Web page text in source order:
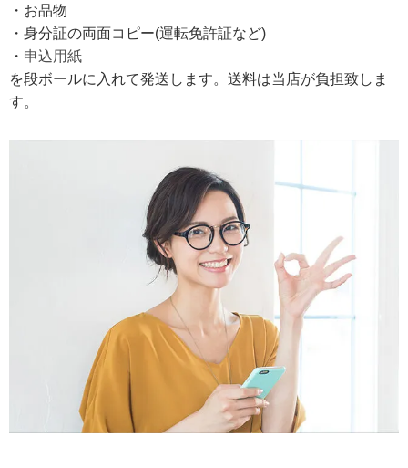
・お品物
・身分証の両面コピー(運転免許証など)
・ 申込用紙
を段ボールに入れて発送します。送料は当店が負担致しま
す。